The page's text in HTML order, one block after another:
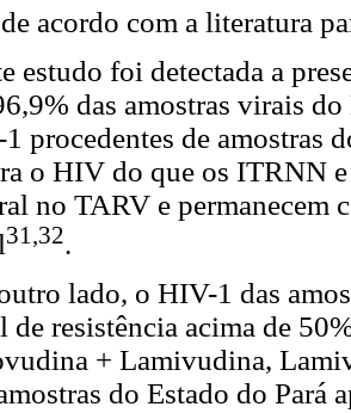
acordo com a literatura
estudo foi detectada a
das amostras virais
procedentes de amostras
o HIV do que os ITRNN
no TARV e permanecem
31,32.
lado, o HIV-1 das
de resistência acima de
+ Lamivudina,
do Estado do Pará